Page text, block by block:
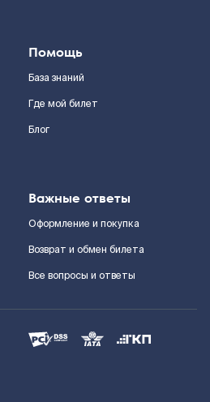
Помощь
База знаний
Где мой билет
Блог
Важные ответы
Оформление и покупка
Возврат и обмен билета
Все вопросы и ответы